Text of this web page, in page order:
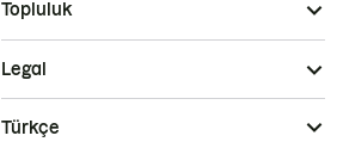
Topluluk
Legal
Türkçe